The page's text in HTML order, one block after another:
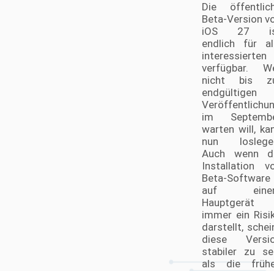
Die
Beta-Version
iOS 27
endlich für
interessierten
verfügbar.
nicht bis
endgültigen
im
warten will,
nun
Auch wenn
Installation
Beta-Software
auf
Hauptgerät
immer ein
darstellt,
diese
stabiler zu
als die